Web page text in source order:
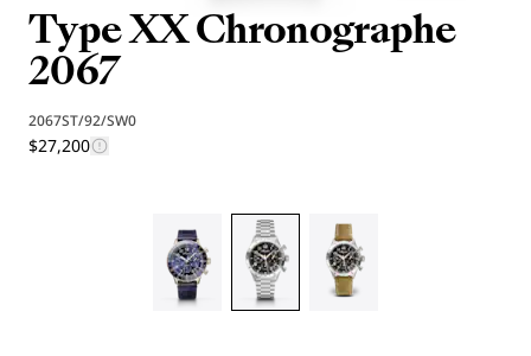
Type XX Chronographe
2067
2067ST/92/SW0
$27,200